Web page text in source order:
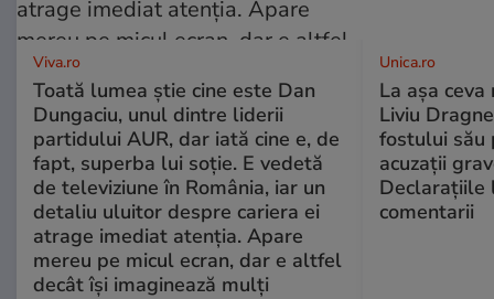
Viva.ro
Toată lumea știe cine este Dan
Dungaciu, unul dintre liderii
partidului AUR, dar iată cine e, de
fapt, superba lui soție. E vedetă
de televiziune în România, iar un
detaliu uluitor despre cariera ei
atrage imediat atenția. Apare
mereu pe micul ecran, dar e altfel
decât își imaginează mulți
Unica.ro
La așa
Liviu
fostului său
acuzații
Declarațiile
comentarii